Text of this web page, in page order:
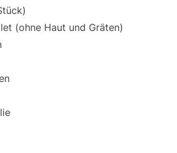
(ohne Haut und Gräten)